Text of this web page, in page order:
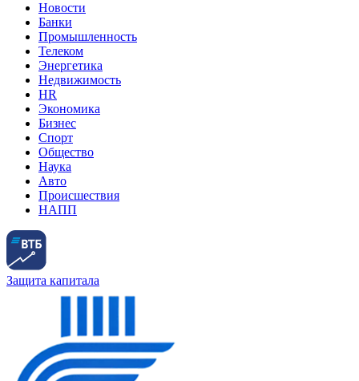
Новости
Банки
Промышленность
Телеком
Энергетика
Недвижимость
HR
Экономика
Бизнес
Спорт
Общество
Наука
Авто
Происшествия
НАПП
Защита капитала